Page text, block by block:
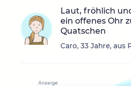
Laut, fröhlich
ein offenes Ohr
Quatschen
Caro, 33 Jahre, aus